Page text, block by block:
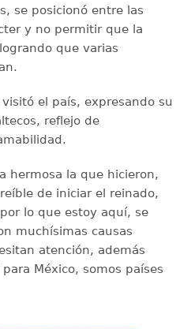
se posicionó entre las
y no permitir que la
que varias
el país, expresando su
reflejo de
hermosa la que hicieron,
de iniciar el reinado,
lo que estoy aquí, se
muchísimas causas
atención, además
México, somos países